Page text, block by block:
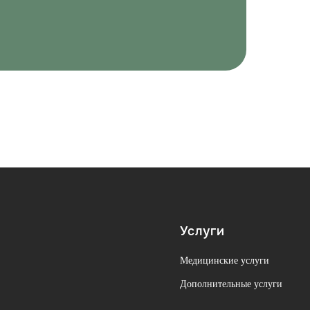
Услуги
Медицинские услуги
Дополнительные услуги